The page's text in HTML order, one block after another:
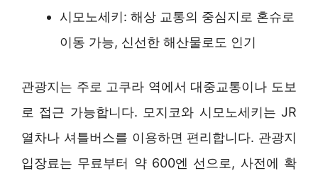
시모노세키: 해상 교통의 중심지로 혼슈로
이동 가능, 신선한 해산물로도 인기
관광지는 주로 고쿠라 역에서 대중교통이나 도보
로 접근 가능합니다. 모지코와 시모노세키는 JR
열차나 셔틀버스를 이용하면 편리합니다. 관광지
입장료는 무료부터 약 600엔 선으로, 사전에 확